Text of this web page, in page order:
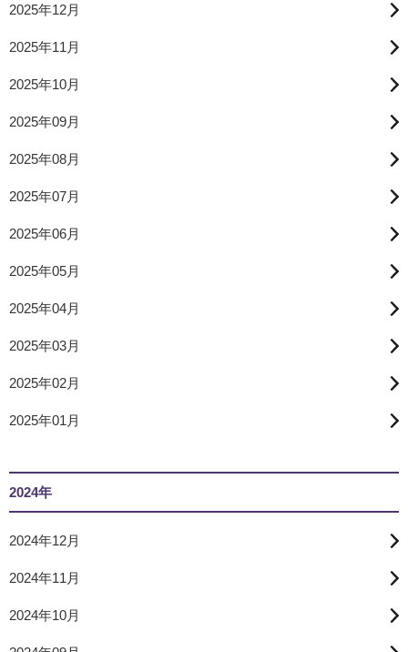
2025年12月
2025年11月
2025年10月
2025年09月
2025年08月
2025年07月
2025年06月
2025年05月
2025年04月
2025年03月
2025年02月
2025年01月
2024年
2024年12月
2024年11月
2024年10月